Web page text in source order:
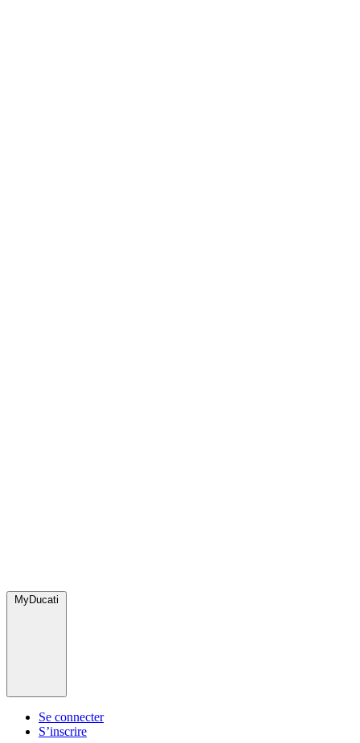
MyDucati
Se connecter
S’inscrire